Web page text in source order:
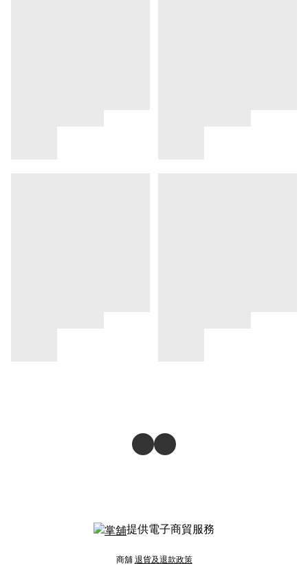
提供電子商貿服務
商舖 退貨及退款政策